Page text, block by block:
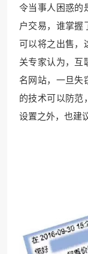
令当事人困惑的
户交易，谁掌握
可以将之出售，
关专家认为，互
名网站，一旦失
的技术可以防范
设置之外，也建